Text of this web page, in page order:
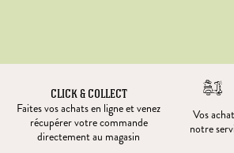
CLICK & COLLECT
Faites vos achats en ligne et venez
récupérer votre commande
directement au magasin
Vos
notre